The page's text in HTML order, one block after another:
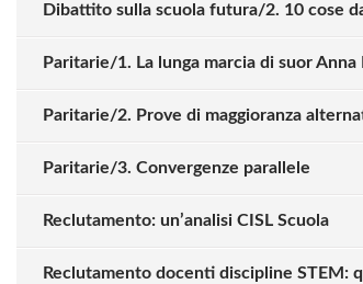
Dibattito sulla scuola futura/2. 10 cose
Paritarie/1. La lunga marcia di suor
Paritarie/2. Prove di maggioranza
Paritarie/3. Convergenze parallele
Reclutamento: un’analisi CISL Scuola
Reclutamento docenti discipline STEM:
UNA scuola italiana. Ci sono tante scuole: c'è
del mondo (ovviamente al netto degli
funziona in modo insufficiente. Questo
scuola italiana non è una questione di
questi ordinamenti, i risultati degli studenti
gestione, o, come si dice spesso, di